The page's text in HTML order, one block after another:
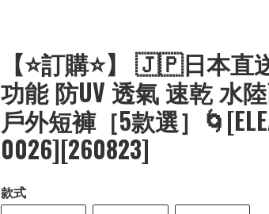
【⭐訂購⭐】 🇯🇵日本直
功能 防UV 透氣 速乾 水
戶外短褲［5款選］
0026][260823]
款式